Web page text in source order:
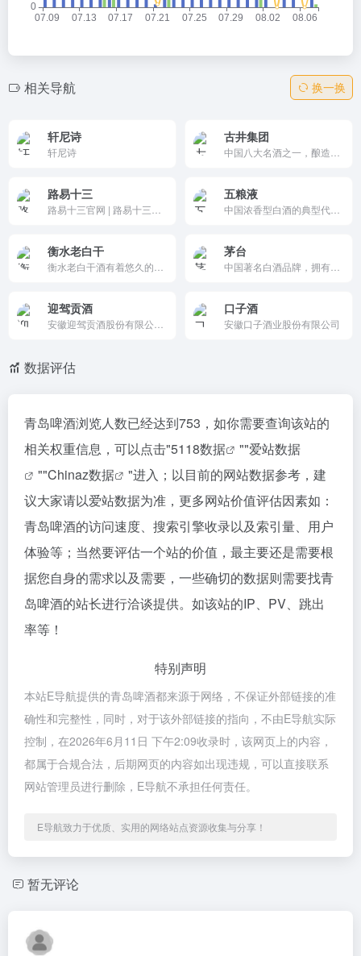
相关导航 换一换
轩尼诗
轩尼诗
古井集团
路易十三 五粮液
衡水老白干 茅台
迎驾贡酒 口子酒
安徽口子酒业股份有限公司
数据评估
青岛啤酒浏览人数已经达到753，如你需要查询该站的
相关权重信息，可以点击"5118数据 ""爱站数据
""Chinaz数据
"进入；以目前的网站数据参考，建
议大家请以爱站数据为准，更多网站价值评估因素如：
青岛啤酒的访问速度、搜索引擎收录以及索引量、用户
体验等；当然要评估一个站的价值，最主要还是需要根
据您自身的需求以及需要，一些确切的数据则需要找青
岛啤酒的站长进行洽谈提供。如该站的IP、PV、跳出
率等！
特别声明
本站E导航提供的青岛啤酒都来源于网络，不保证外部链接的准
确性和完整性，同时，对于该外部链接的指向，不由E导航实际
控制，在2026年6月11日 下午2:09收录时，该网页上的内容，
都属于合规合法，后期网页的内容如出现违规，可以直接联系
网站管理员进行删除，E导航不承担任何责任。
E导航致力于优质、实用的网络站点资源收集与分享！
暂无评论